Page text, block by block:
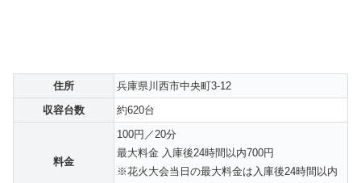
住所
兵庫県川西市中央町3-12
収容台数
約620台
料金
100円／20分
最大料金 入庫後24時間以内700円
※花火大会当日の最大料金は入庫後24時間以内